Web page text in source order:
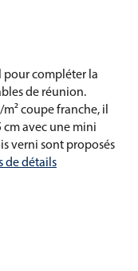
pour compléter la
de réunion.
coupe franche, il
avec une mini
verni sont proposés
de détails